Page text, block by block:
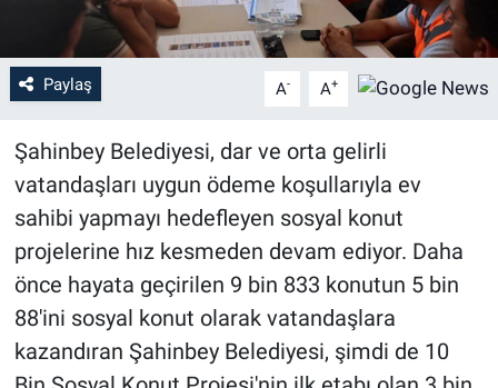
Paylaş A- A+
Şahinbey Belediyesi, dar ve orta gelirli
vatandaşları uygun ödeme koşullarıyla ev
sahibi yapmayı hedefleyen sosyal konut
projelerine hız kesmeden devam ediyor. Daha
önce hayata geçirilen 9 bin 833 konutun 5 bin
88'ini sosyal konut olarak vatandaşlara
kazandıran Şahinbey Belediyesi, şimdi de 10